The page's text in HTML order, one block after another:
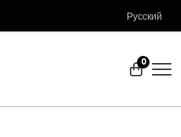
Русский
0